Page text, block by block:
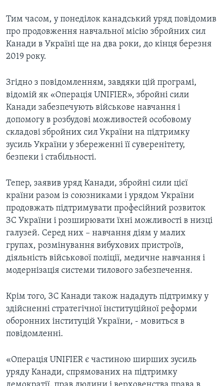
Тим часом, у понеділок канадський уряд повідомив
про продовження навчальної місію збройних сил
Канади в Україні ще на два роки, до кінця березня
2019 року.
Згідно з повідомленням, завдяки цій програмі,
відомій як «Операція UNIFIER», збройні сили
Канади забезпечують військове навчання і
допомогу в розбудові можливостей особовому
складові збройних сил України на підтримку
зусиль України у збереженні її суверенітету,
безпеки і стабільності.
Тепер, заявив уряд Канади, збройні сили цієї
країни разом із союзниками і урядом України
продовжать підтримувати професійний розвиток
ЗС України і розширювати їхні можливості в низці
галузей. Серед них – навчання діям у малих
групах, розмінування вибухових пристроїв,
діяльність військової поліції, медичне навчання і
модернізація системи тилового забезпечення.
Крім того, ЗС Канади також нададуть підтримку у
здійсненні стратегічної інституційної реформи
оборонних інституцій України, - мовиться в
повідомленні.
«Операція UNIFIER є частиною ширших зусиль
уряду Канади, спрямованих на підтримку